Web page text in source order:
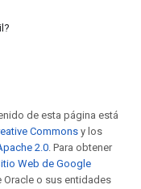
de esta página está
Commons y los
2.0. Para obtener
Web de Google
Oracle o sus entidades